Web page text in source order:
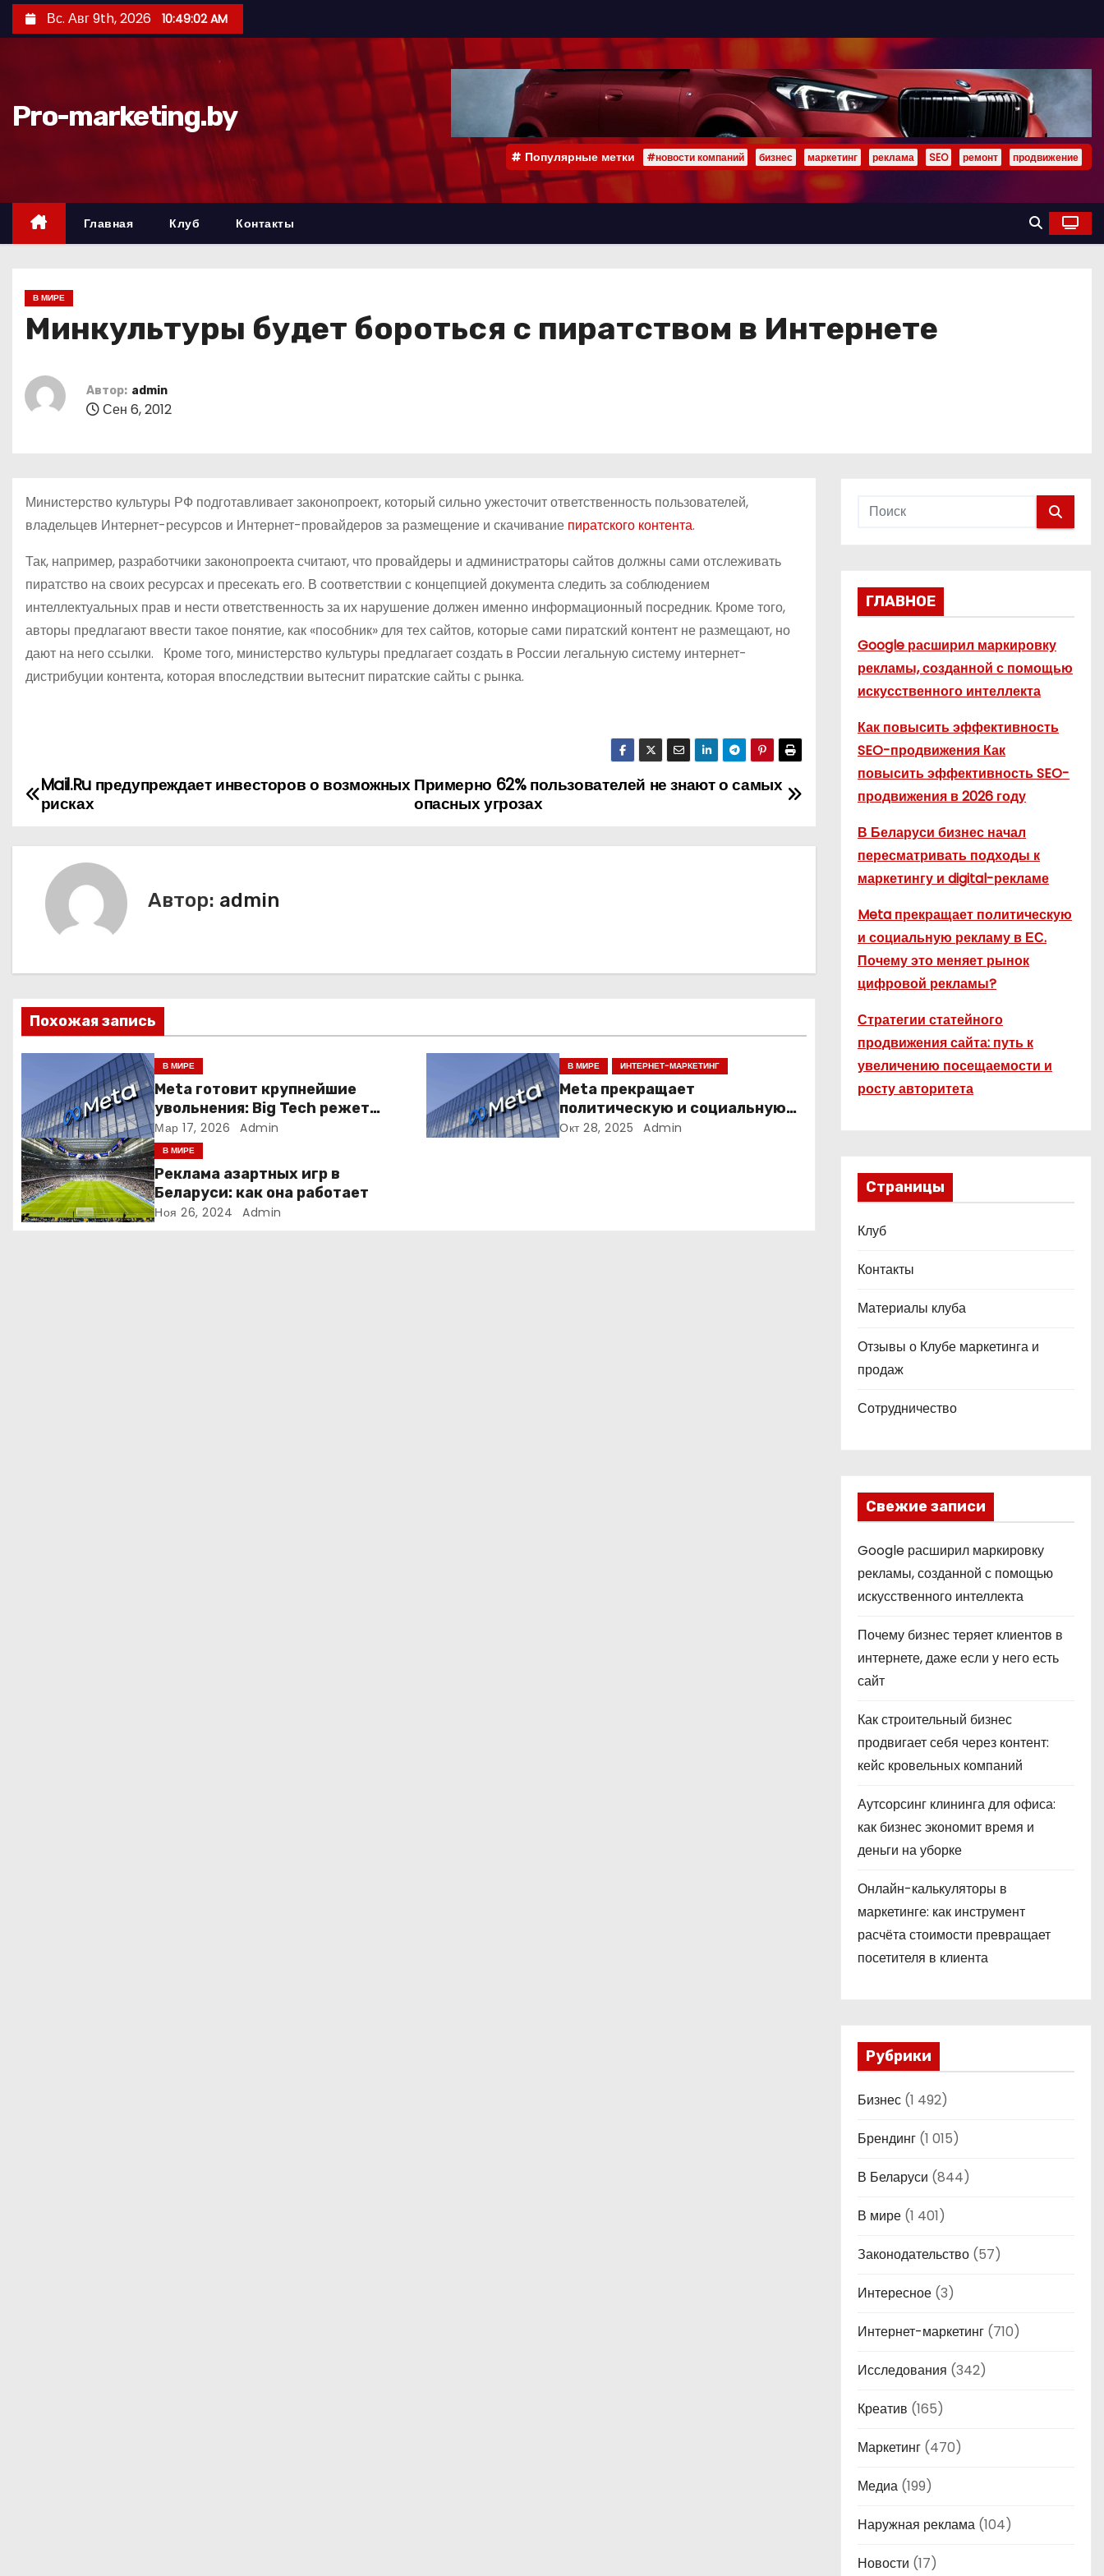
е
д
Вс. Авг 9th, 2026 10:49:03 AM
Pro-marketing.by
Популярные метки #новости компаний бизнес маркетинг реклама SEO ремонт продвижение
Главная Клуб Контакты
В МИРЕ
Минкультуры будет бороться с пиратством в Интернете
Автор: admin
Сен 6, 2012
Министерство культуры РФ подготавливает законопроект, который сильно ужесточит ответственность пользователей,
владельцев Интернет-ресурсов и Интернет-провайдеров за размещение и скачивание пиратского контента.
Так, например, разработчики законопроекта считают, что провайдеры и администраторы сайтов должны сами отслеживать
пиратство на своих ресурсах и пресекать его. В соответствии с концепцией документа следить за соблюдением
интеллектуальных прав и нести ответственность за их нарушение должен именно информационный посредник. Кроме того,
авторы предлагают ввести такое понятие, как «пособник» для тех сайтов, которые сами пиратский контент не размещают, но
дают на него ссылки. Кроме того, министерство культуры предлагает создать в России легальную систему интернет-
дистрибуции контента, которая впоследствии вытеснит пиратские сайты с рынка.
Н
ц
и
п
о
з
а
Примерно 62% пользователей не знают о самых
опасных угрозах
Mail.Ru предупреждает инвесторов о возможных
рисках
Автор: admin
Похожая запись
В МИРЕ
Meta готовит крупнейшие
увольнения: Big Tech режет
людей ради искусственного
интеллекта
Мар 17, 2026 Admin
В МИРЕ ИНТЕРНЕТ-МАРКЕТИНГ
Meta прекращает
политическую и социальную
рекламу в ЕС. Почему это
Окт 28, 2025 Admin
В МИРЕ
Реклама азартных игр в
Беларуси: как она работает
Ноя 26, 2024 Admin
ГЛАВНОЕ
Google расширил маркировку
рекламы, созданной с помощью
искусственного интеллекта
Как повысить эффективность
SEO-продвижения Как
повысить эффективность SEO-
продвижения в 2026 году
В Беларуси бизнес начал
пересматривать подходы к
маркетингу и digital-рекламе
Meta прекращает политическую
и социальную рекламу в ЕС.
Почему это меняет рынок
цифровой рекламы?
Стратегии статейного
продвижения сайта: путь к
увеличению посещаемости и
росту авторитета
Страницы
Клуб
Контакты
Материалы клуба
Отзывы о Клубе маркетинга и
продаж
Сотрудничество
Свежие записи
Google расширил маркировку
рекламы, созданной с помощью
искусственного интеллекта
Почему бизнес теряет клиентов в
интернете, даже если у него есть
сайт
Как строительный бизнес
продвигает себя через контент:
кейс кровельных компаний
Аутсорсинг клининга для офиса:
как бизнес экономит время и
деньги на уборке
Онлайн-калькуляторы в
маркетинге: как инструмент
расчёта стоимости превращает
посетителя в клиента
Рубрики
Бизнес (1 492)
Брендинг (1 015)
В Беларуси (844)
В мире (1 401)
Законодательство (57)
Интересное (3)
Интернет-маркетинг (710)
Исследования (342)
Креатив (165)
Маркетинг (470)
Медиа (199)
Наружная реклама (104)
Новости (17)